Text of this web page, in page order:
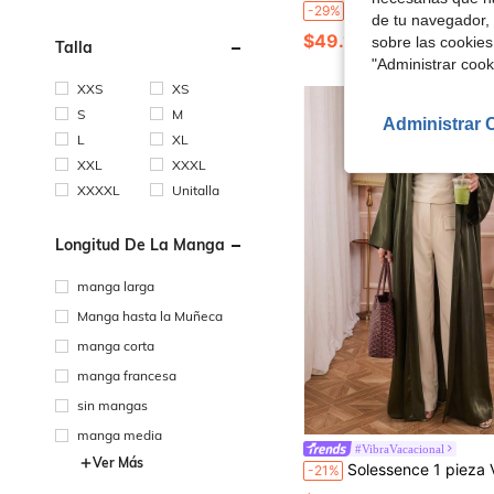
Talla
XXS
XS
S
M
L
XL
XXL
XXXL
XXXXL
Unitalla
Longitud De La Manga
manga larga
Manga hasta la Muñeca
manga corta
manga francesa
sin mangas
manga media
Ver Más
-29% 5216 Bata larga de satén con cuello hueco de lujo con strass, vestido formal de estilo de Oriente Medio,
$49.11
#VibraVacacional
-21% Solessence 1 pieza Vestido de estilo satinado para mujer. Este elegante vestido también viene en una versión larga de abaya, adecuado
de tu
sobre las
"Administrar
Administrar